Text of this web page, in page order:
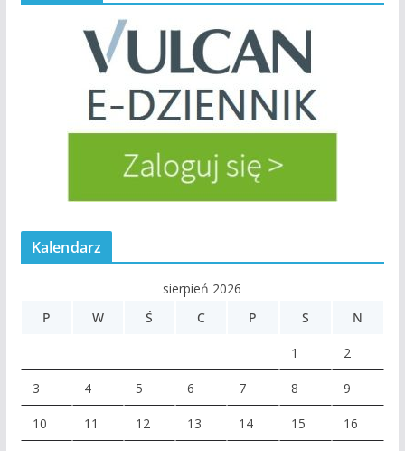
Kalendarz
sierpień 2026
P
W Ś C P S N
1 2
3 4 5 6 7 8 9
10 11 12 13 14 15 16